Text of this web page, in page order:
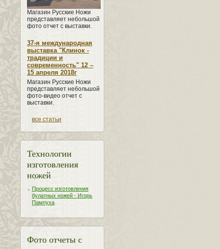
Магазин Русские Ножи
представляет небольшой
фото отчет с выставки.
37-я международная
выставка "Клинок -
традиции и
современность" 12 –
15 апреля 2018г
Магазин Русские Ножи
представляет небольшой
фото-видео отчет с
выставки.
все статьи
Технологии
изготовления
ножей
Процесс изготовления
булатных ножей - Игорь
Пампуха
Фото отчеты с